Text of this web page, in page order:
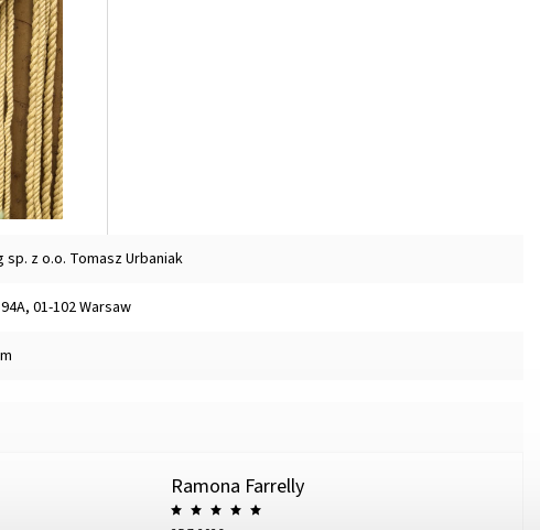
sp. z o.o. Tomasz Urbaniak
01-102 Warsaw
Ramona Farrelly